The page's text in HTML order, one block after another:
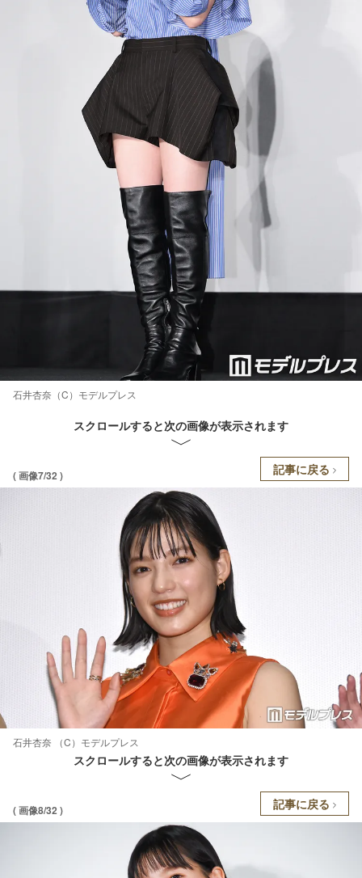
石井杏奈（C）モデルプレス
スクロールすると次の画像が表示されます
( 画像7/32 ) 記事に戻る
石井杏奈 （C）モデルプレス
スクロールすると次の画像が表示されます
( 画像8/32 ) 記事に戻る